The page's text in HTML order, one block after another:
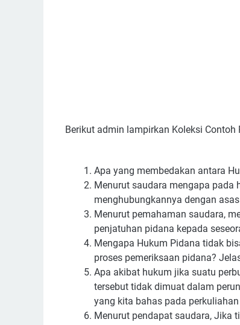
Berikut admin lampirkan Koleksi
Apa yang membedakan antara
Menurut saudara mengapa pada
menghubungkannya dengan
Menurut pemahaman saudara,
penjatuhan pidana kepada
Mengapa Hukum Pidana tidak
proses pemeriksaan pidana?
Apa akibat hukum jika suatu
tersebut tidak dimuat dalam
yang kita bahas pada
Menurut pendapat saudara, Jika